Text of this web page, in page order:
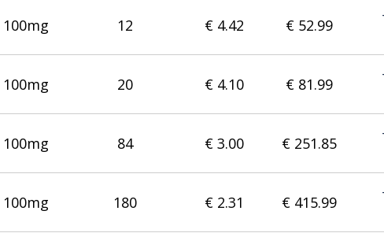
100mg 12 € 4.42 € 52.99
100mg 20 € 4.10 € 81.99
100mg 84 € 3.00 € 251.85
100mg 180 € 2.31 € 415.99